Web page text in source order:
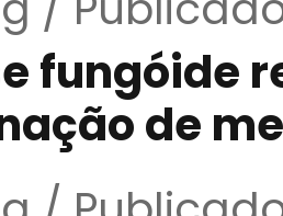
fungóide
de